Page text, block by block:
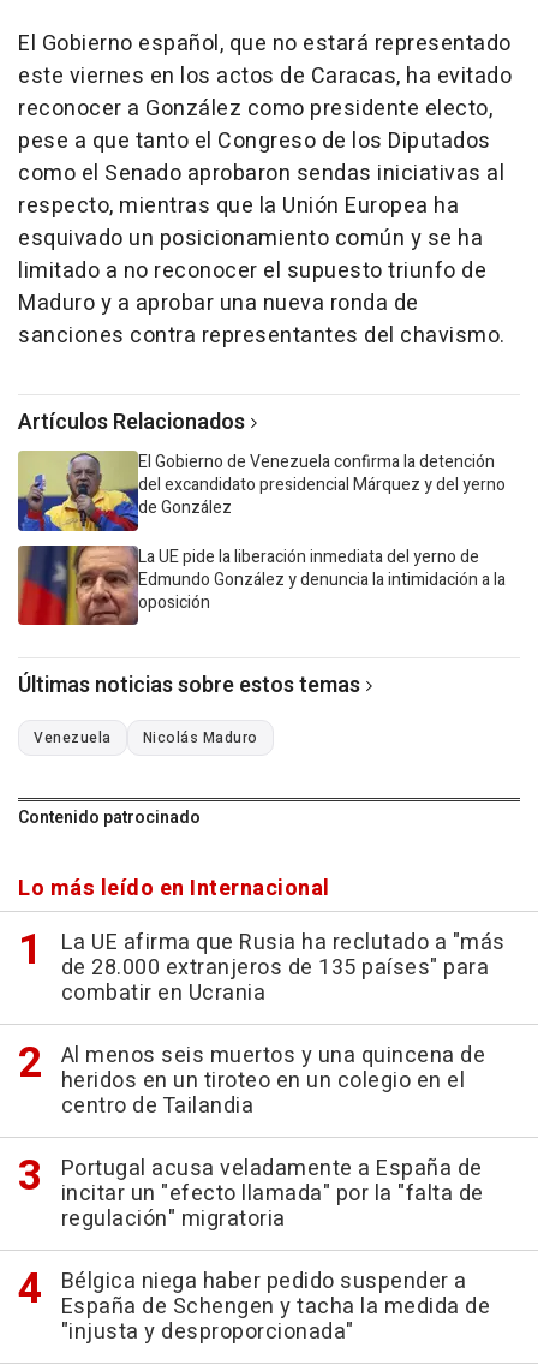
El Gobierno español, que no estará representado
este viernes en los actos de Caracas, ha evitado
reconocer a González como presidente electo,
pese a que tanto el Congreso de los Diputados
como el Senado aprobaron sendas iniciativas al
respecto, mientras que la Unión Europea ha
esquivado un posicionamiento común y se ha
limitado a no reconocer el supuesto triunfo de
Maduro y a aprobar una nueva ronda de
sanciones contra representantes del chavismo.
Artículos Relacionados
El Gobierno de Venezuela confirma la detención
del excandidato presidencial Márquez y del yerno
de González
La UE pide la liberación inmediata del yerno de
Edmundo González y denuncia la intimidación a la
oposición
Últimas noticias sobre estos temas
Venezuela Nicolás Maduro
Contenido patrocinado
Lo más leído en Internacional
La UE afirma que Rusia ha reclutado a "más
de 28.000 extranjeros de 135 países" para
combatir en Ucrania
Al menos seis muertos y una quincena de
heridos en un tiroteo en un colegio en el
centro de Tailandia
Portugal acusa veladamente a España de
incitar un "efecto llamada" por la "falta de
regulación" migratoria
Bélgica niega haber pedido suspender a
España de Schengen y tacha la medida de
"injusta y desproporcionada"